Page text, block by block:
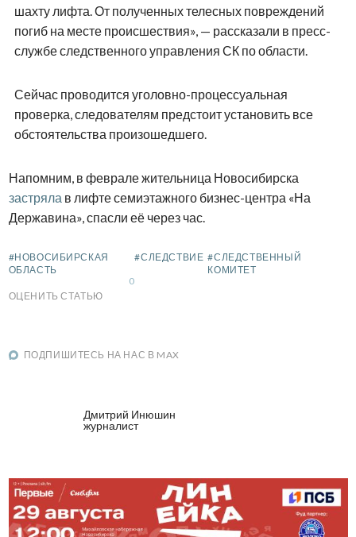
шахту лифта. От полученных телесных повреждений
погиб на месте происшествия», — рассказали в пресс-
службе следственного управления СК по области.
Сейчас проводится уголовно-процессуальная
проверка, следователям предстоит установить все
обстоятельства произошедшего.
Напомним, в феврале жительница Новосибирска
застряла в лифте семиэтажного бизнес-центра «На
Державина», спасли её через час.
#НОВОСИБИРСКАЯ
ОБЛАСТЬ
#СЛЕДСТВИЕ #СЛЕДСТВЕННЫЙ
КОМИТЕТ
ОЦЕНИТЬ СТАТЬЮ
0
ПОДПИШИТЕСЬ НА НАС В MAX
Дмитрий Инюшин
журналист